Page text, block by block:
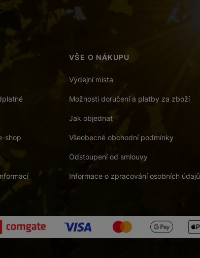
shop
VŠE O NÁKUPU
Výdejní místa
Možnosti doručení a platby za zboží
Jak objednat
Všeobecné obchodní podmínky
Odstoupení od smlouvy
Informace o zpracování osobních údajů